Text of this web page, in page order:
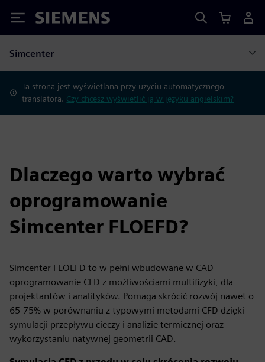
Siemens
Simcenter
Ta strona jest wyświetlana przy użyciu automatycznego
translatora. Czy chcesz wyświetlić ją w języku angielskim?
Dlaczego warto wybrać
oprogramowanie
Simcenter FLOEFD?
Simcenter FLOEFD to w pełni wbudowane w CAD
oprogramowanie CFD z możliwościami multifizyki, dla
projektantów i analityków. Pomaga skrócić rozwój nawet o
65-75% w porównaniu z typowymi metodami CFD dzięki
symulacji przepływu cieczy i analizie termicznej oraz
wykorzystaniu natywnej geometrii CAD.